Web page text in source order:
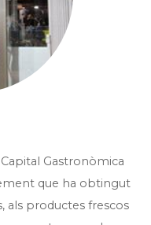
Gastronòmica
que ha obtingut
als productes frescos